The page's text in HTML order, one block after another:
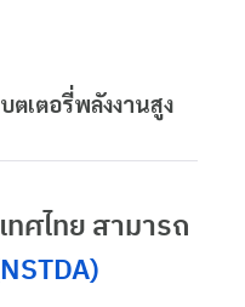
ตเตอรี่พลังงานสูง
ศไทย สามารถ